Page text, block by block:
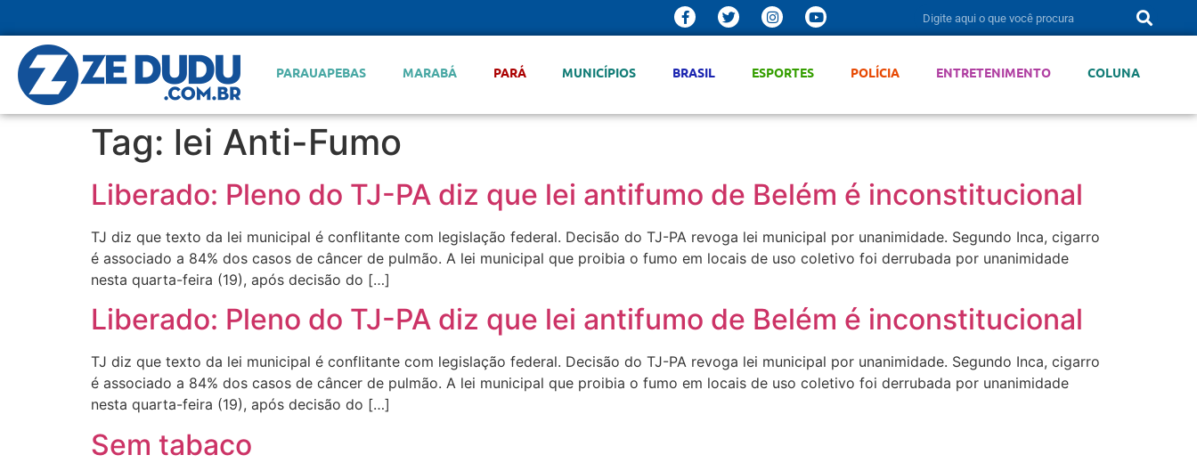
PARAUAPEBAS MARABÁ PARÁ MUNICÍPIOS BRASIL ESPORTES POLÍCIA ENTRETENIMENTO COLUNA
Tag: lei Anti-Fumo
Liberado: Pleno do TJ-PA diz que lei antifumo de Belém é inconstitucional
TJ diz que texto da lei municipal é conflitante com legislação federal. Decisão do TJ-PA revoga lei municipal por unanimidade. Segundo Inca, cigarro
é associado a 84% dos casos de câncer de pulmão. A lei municipal que proibia o fumo em locais de uso coletivo foi derrubada por unanimidade
nesta quarta-feira (19), após decisão do […]
Liberado: Pleno do TJ-PA diz que lei antifumo de Belém é inconstitucional
TJ diz que texto da lei municipal é conflitante com legislação federal. Decisão do TJ-PA revoga lei municipal por unanimidade. Segundo Inca, cigarro
é associado a 84% dos casos de câncer de pulmão. A lei municipal que proibia o fumo em locais de uso coletivo foi derrubada por unanimidade
nesta quarta-feira (19), após decisão do […]
Sem tabaco